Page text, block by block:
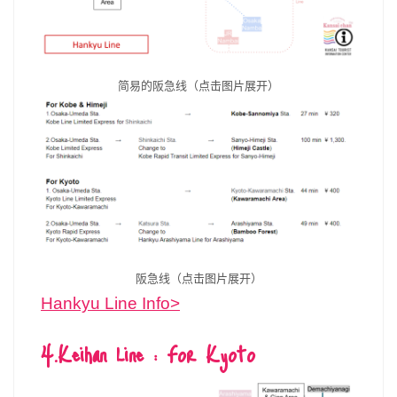
简易的阪急线（点击图片展开）
阪急线（点击图片展开）
Hankyu Line Info>
4.Keihan Line : For Kyoto